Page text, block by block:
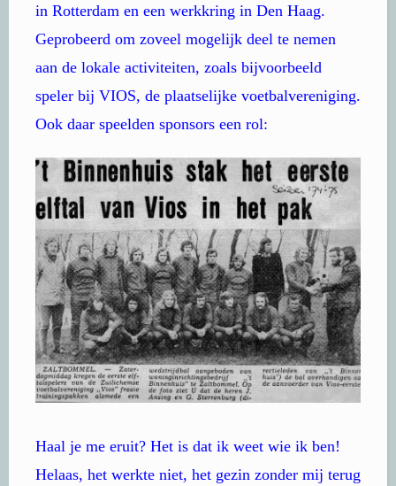
in Rotterdam en een werkkring in Den Haag.
Geprobeerd om zoveel mogelijk deel te nemen
aan de lokale activiteiten, zoals bijvoorbeeld
speler bij VIOS, de plaatselijke voetbalvereniging.
Ook daar speelden sponsors een rol:
Haal je me eruit? Het is dat ik weet wie ik ben!
Helaas, het werkte niet, het gezin zonder mij terug